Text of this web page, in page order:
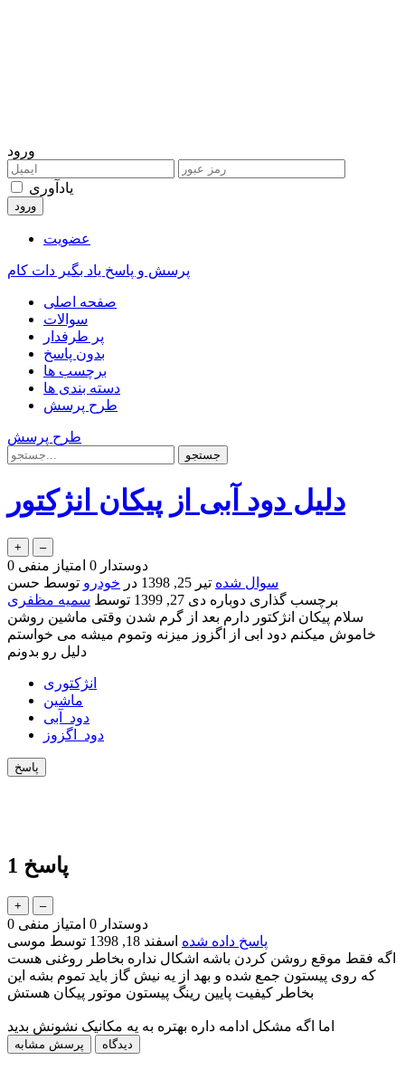
ورود
یادآوری
عضویت
پرسش و پاسخ یاد بگیر دات کام
صفحه اصلی
سوالات
پر طرفدار
بدون پاسخ
برچسب ها
دسته بندی ها
طرح پرسش
طرح پرسش
دلیل دود آبی از پیکان انژکتور
0 دوستدار 0 امتیاز منفی
سوال شده تیر 25, 1398 در خودرو توسط حسن
برچسب گذاری دوباره دی 27, 1399 توسط سمیه مظفری
سلام پیکان انژکتور دارم بعد از گرم شدن وقتی ماشین روشن
خاموش میکنم دود ابی از اگزوز میزنه وتموم میشه می خواستم
دلیل رو بدونم
انژکتوری
ماشین
دود_آبی
دود_اگزوز
1 پاسخ
0 دوستدار 0 امتیاز منفی
پاسخ داده شده اسفند 18, 1398 توسط موسی
اگه فقط موقع روشن کردن باشه اشکال نداره بخاطر روغنی هست
که روی پیستون جمع شده و بهد از یه نیش گاز باید تموم بشه این
بخاطر کیفیت پایین رینگ پیستون موتور پیکان هستش
اما اگه مشکل ادامه داره بهتره به یه مکانیک نشونش بدید